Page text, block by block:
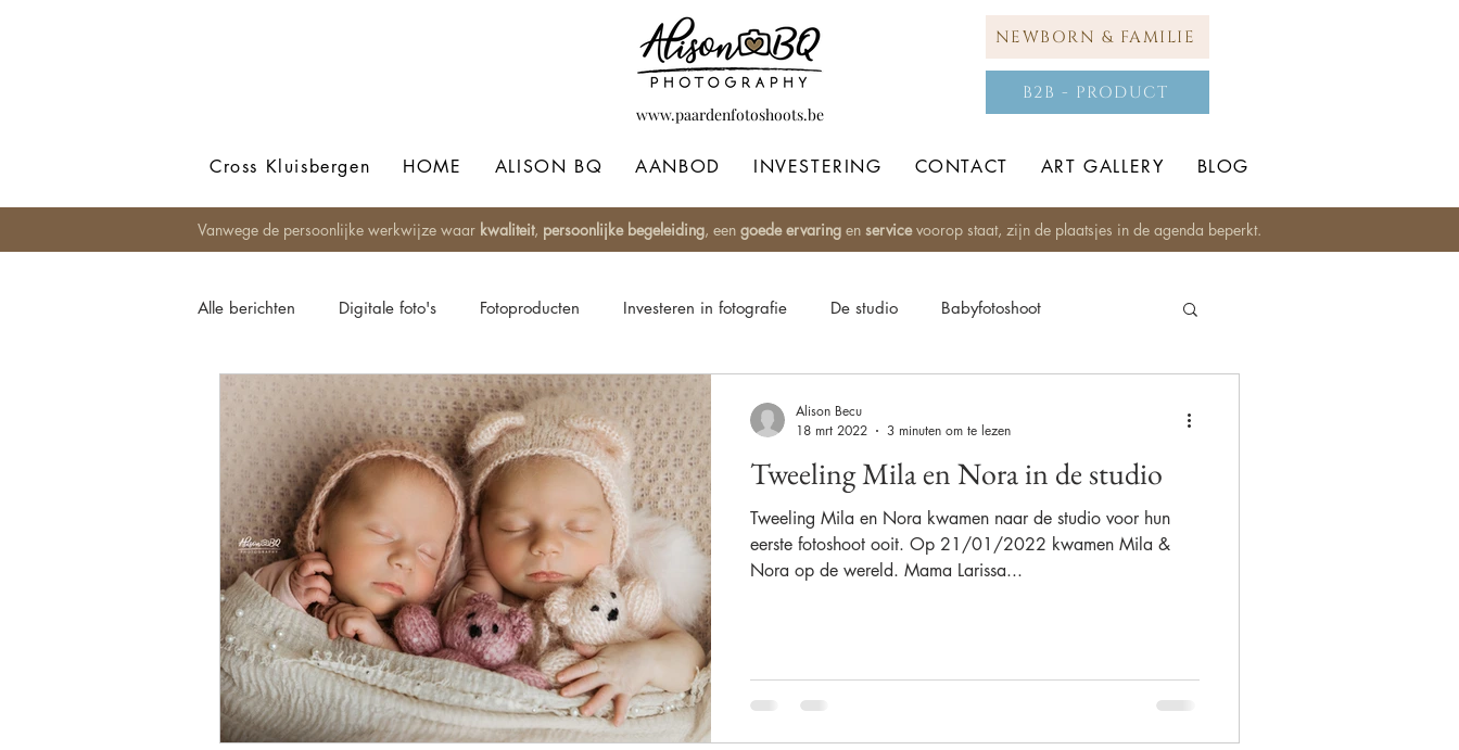
www.paardenfotoshoots.be
NEWBORN & FAMILIE
B2B - PRODUCT
Cross Kluisbergen HOME ALISON BQ AANBOD INVESTERING CONTACT ART GALLERY BLOG
Vanwege de persoonlijke werkwijze waar kwaliteit, persoonlijke begeleiding, een goede ervaring en servicevoorop staat, zijn de plaatsjes in de agenda beperkt.
Alle berichten Digitale foto's Fotoproducten Investeren in fotografie De studio Babyfotoshoot
Newbornfotografie Bohemian style Fine Art Paardenfotografie
Fotoshoot op locatie Foto Albums Fotoproducten Mama's Awards Fotoshoot op locatie Zadelfoto
Paardenfoto Fotoprints Fine-Art Kwaliteit Wall Art Folio Prints
Syntra west Opleiding Bijscholen Investeren
Tweeling Mila en Nora in de studio
Tweeling Mila en Nora kwamen naar de studio voor hun
eerste fotoshoot ooit. Op 21/01/2022 kwamen Mila &
Nora op de wereld. Mama Larissa...
Alison Becu
18 mrt 2022
3 minuten om te lezen